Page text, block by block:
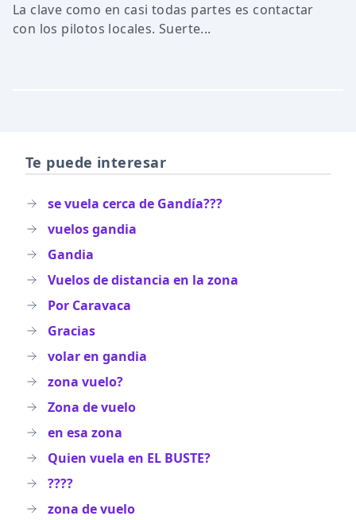
La clave como en casi todas partes es contactar
con los pilotos locales. Suerte...
Te puede interesar
se vuela cerca de Gandía???
vuelos gandia
Gandia
Vuelos de distancia en la zona
Por Caravaca
Gracias
volar en gandia
zona vuelo?
Zona de vuelo
en esa zona
Quien vuela en EL BUSTE?
????
zona de vuelo